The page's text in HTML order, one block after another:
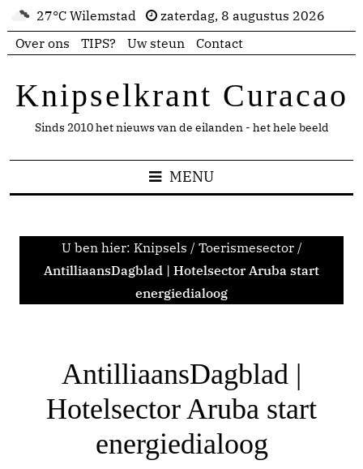
27°C Wilemstad
zaterdag, 8 augustus 2026
Over ons
TIPS? Uw steun Contact
Knipselkrant Curacao
Sinds 2010 het nieuws van de eilanden - het hele beeld
MENU
U ben hier: Knipsels / Toerismesector /
AntilliaansDagblad | Hotelsector Aruba start
energiedialoog
AntilliaansDagblad |
Hotelsector Aruba start
energiedialoog